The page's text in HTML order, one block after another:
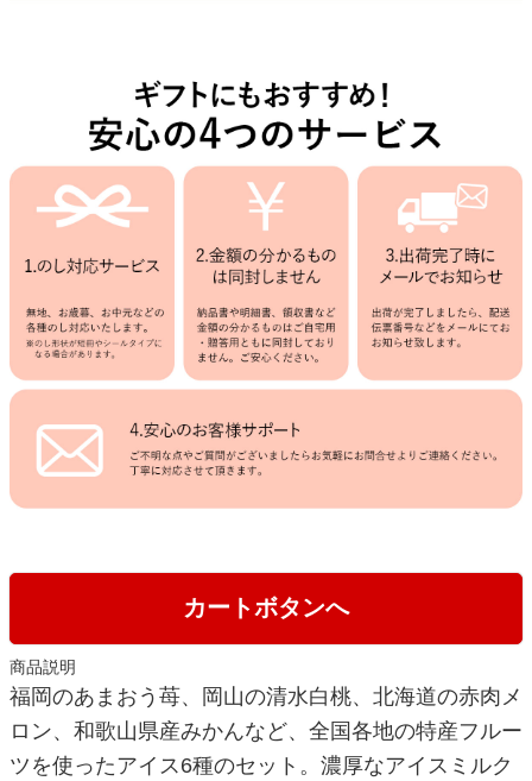
カートボタンへ
商品説明
福岡のあまおう苺、岡山の清水白桃、北海道の赤肉メ
ロン、和歌山県産みかんなど、全国各地の特産フルー
ツを使ったアイス6種のセット。濃厚なアイスミルク